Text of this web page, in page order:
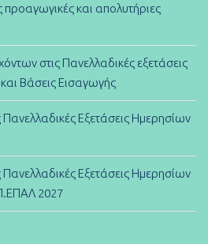
προαγωγικές και απολυτήριες
στις Πανελλαδικές εξετάσεις
και Βάσεις Εισαγωγής
Πανελλαδικές Εξετάσεις Ημερησίων
Πανελλαδικές Εξετάσεις Ημερησίων
2027